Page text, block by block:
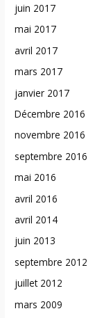
juin 2017
mai 2017
avril 2017
mars 2017
janvier 2017
Décembre 2016
novembre 2016
septembre 2016
mai 2016
avril 2016
avril 2014
juin 2013
septembre 2012
juillet 2012
mars 2009